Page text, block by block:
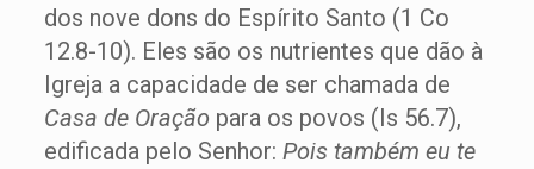
dos nove dons do Espírito Santo (1 Co
12.8-10). Eles são os nutrientes que dão à
Igreja a capacidade de ser chamada de
Casa de Oração para os povos (Is 56.7),
edificada pelo Senhor: Pois também eu te